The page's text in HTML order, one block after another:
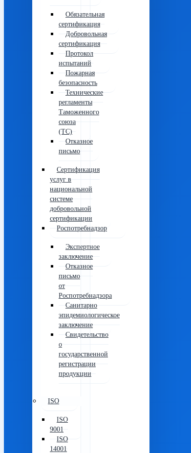
Обязательная
сертификация
Добровольная
сертификация
Протокол
испытаний
Пожарная
безопасность
Технические
регламенты
Таможенного
союза
(ТС)
Отказное
письмо
Сертификация
услуг в
национальной
системе
добровольной
сертификации
Роспотребнадзор
Экспертное
заключение
Отказное
письмо
от
Роспотребнадзора
Санитарно
эпидемиологическое
заключение
Свидетельство
о
государственной
регистрации
продукции
ISO
ISO
9001
ISO
14001